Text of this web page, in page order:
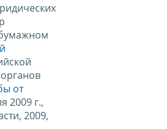
от
2009 г.,
2009,